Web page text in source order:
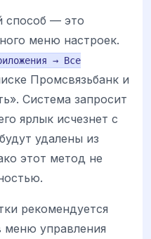
способ — это
меню настроек.
→ Все
Промсвязьбанк и
Система запросит
ярлык исчезнет с
удалены из
этот метод не
рекомендуется
меню управления